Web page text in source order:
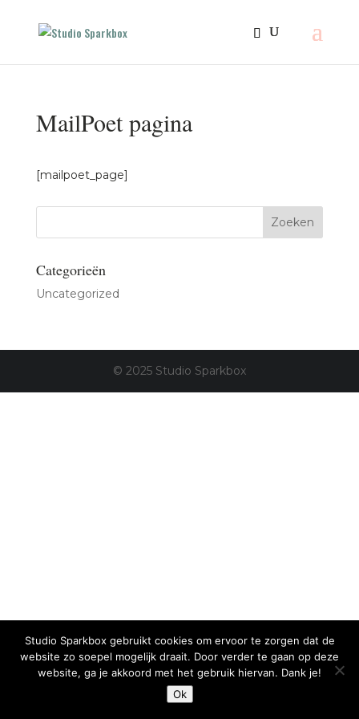
MailPoet pagina
[mailpoet_page]
Categorieën
Uncategorized
© 2025 Studio Sparkbox
Studio Sparkbox gebruikt cookies om ervoor te zorgen dat de
website zo soepel mogelijk draait. Door verder te gaan op deze
website, ga je akkoord met het gebruik hiervan. Dank je!
Ok